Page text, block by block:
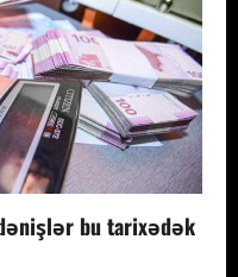
bu tarixədək